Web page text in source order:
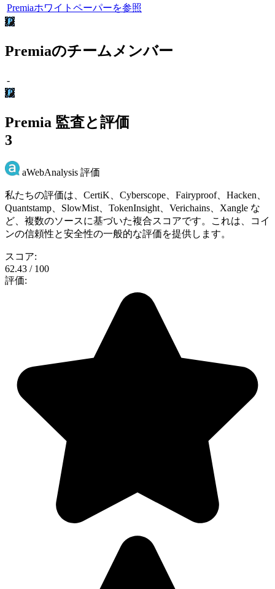
Premiaホワイトペーパーを参照
Premiaのチームメンバー
-
Premia 監査と評価
3
aWebAnalysis 評価
私たちの評価は、CertiK、Cyberscope、Fairyproof、Hacken、
Quantstamp、SlowMist、TokenInsight、Verichains、Xangle な
ど、複数のソースに基づいた複合スコアです。これは、コイ
ンの信頼性と安全性の一般的な評価を提供します。
スコア:
62.43 / 100
評価: